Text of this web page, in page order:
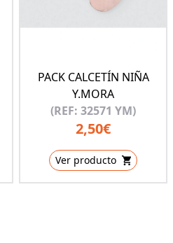
PACK CALCETÍN NIÑA
Y.MORA
(REF: 32571 YM)
2,50€
Ver producto